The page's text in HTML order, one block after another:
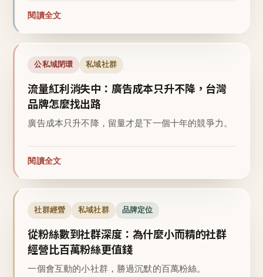
閱讀全文
公私域閉環 私域社群
流量紅利消失中：廣告成本只升不降，台灣
品牌怎麼找出路
廣告成本只升不降，留量才是下一個十年的競爭力。
閱讀全文
社群經營 私域社群 品牌定位
從粉絲數到社群深度：為什麼小而精的社群
經營比百萬粉絲更值錢
一個會互動的小社群，勝過沉默的百萬粉絲。